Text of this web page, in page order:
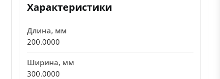
Характеристики
Длина, мм
200.0000
Ширина, мм
300.0000